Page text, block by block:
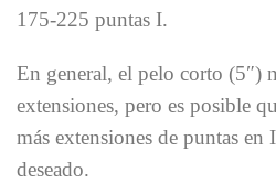
175-225 puntas I.
En general, el pelo corto (5″)
extensiones, pero es posible
más extensiones de puntas
deseado.